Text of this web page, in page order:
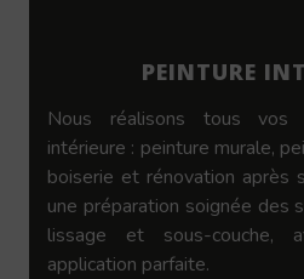
PEINTURE
Nous réalisons tous vos
intérieure : peinture murale,
boiserie et rénovation après
une préparation soignée des
lissage et sous-couche,
application parfaite.